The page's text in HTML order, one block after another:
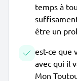
temps à
être un
est-ce que
avec qui il
Mon